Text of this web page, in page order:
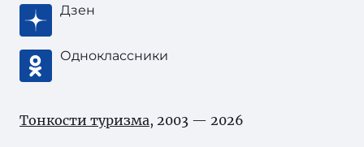
Дзен
Одноклассники
Тонкости туризма, 2003 — 2026